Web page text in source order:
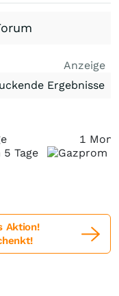
Anzeige
Ergebnisse
1
Aktion!